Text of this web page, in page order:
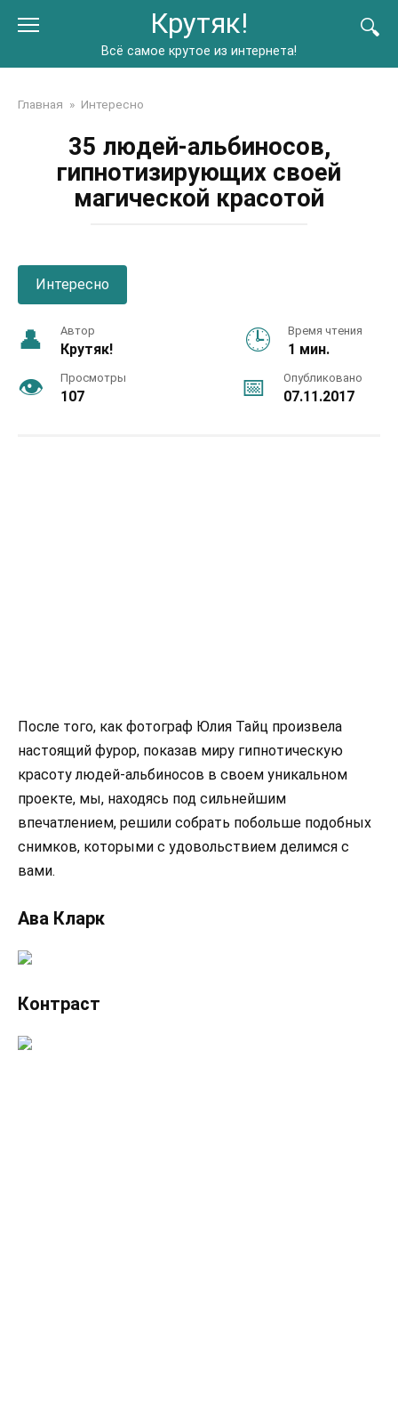
Крутяк!
Всё самое крутое из интернета!
Главная » Интересно
35 людей-альбиносов,
гипнотизирующих своей
магической красотой
Интересно
Автор
Крутяк!
Время чтения
1 мин.
Просмотры
107
Опубликовано
07.11.2017
После того, как фотограф Юлия Тайц произвела
настоящий фурор, показав миру гипнотическую
красоту людей-альбиносов в своем уникальном
проекте, мы, находясь под сильнейшим
впечатлением, решили собрать побольше подобных
снимков, которыми с удовольствием делимся с
вами.
Ава Кларк
Контраст